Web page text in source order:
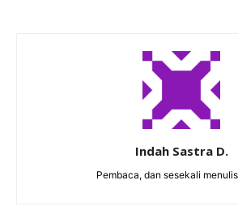
Indah Sastra D.
Pembaca, dan sesekali